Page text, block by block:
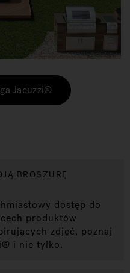
Jacuzzi®
BROSZURĘ
dostęp do
produktów
zdjęć, poznaj
i nie tylko.